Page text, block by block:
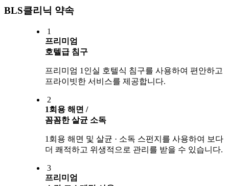
BLS클리닉 약속
1
프리미엄
호텔급 침구
프리미엄 1인실 호텔식 침구를 사용하여 편안하고
프라이빗한 서비스를 제공합니다.
2
1회용 해면 /
꼼꼼한 살균 소독
1회용 해면 및 살균 · 소독 스펀지를 사용하여 보다
더 쾌적하고 위생적으로 관리를 받을 수 있습니다.
3
프리미엄